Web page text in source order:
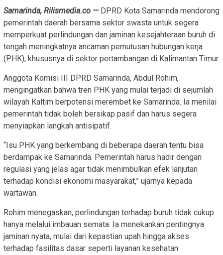
Samarinda, Rilismedia.co — DPRD Kota Samarinda mendorong
pemerintah daerah bersama sektor swasta untuk segera
memperkuat perlindungan dan jaminan kesejahteraan buruh di
tengah meningkatnya ancaman pemutusan hubungan kerja
(PHK), khususnya di sektor pertambangan di Kalimantan Timur.
Anggota Komisi III DPRD Samarinda, Abdul Rohim,
mengingatkan bahwa tren PHK yang mulai terjadi di sejumlah
wilayah Kaltim berpotensi merembet ke Samarinda. Ia menilai
pemerintah tidak boleh bersikap pasif dan harus segera
menyiapkan langkah antisipatif.
“Isu PHK yang berkembang di beberapa daerah tentu bisa
berdampak ke Samarinda. Pemerintah harus hadir dengan
regulasi yang jelas agar tidak menimbulkan efek lanjutan
terhadap kondisi ekonomi masyarakat,” ujarnya kepada
wartawan.
Rohim menegaskan, perlindungan terhadap buruh tidak cukup
hanya melalui imbauan semata. Ia menekankan pentingnya
jaminan nyata, mulai dari kepastian upah hingga akses
terhadap fasilitas dasar seperti layanan kesehatan.